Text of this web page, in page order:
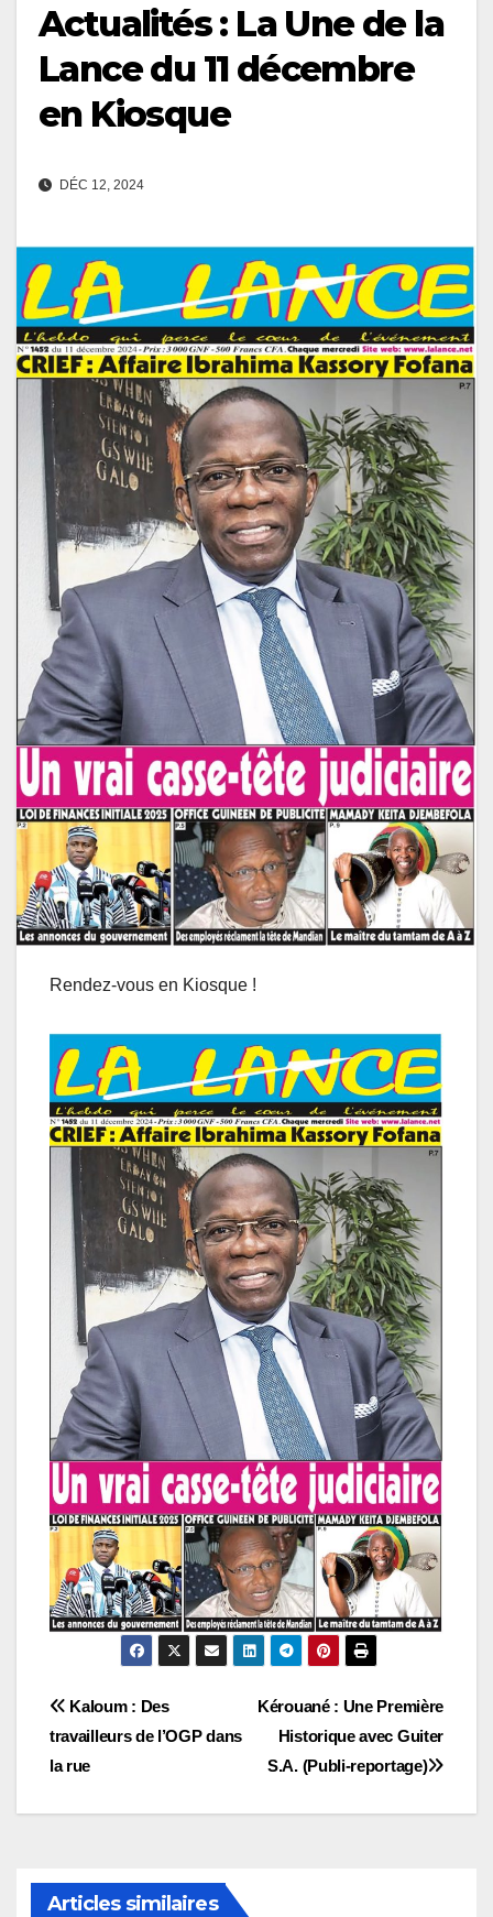
Actualités : La Une de la
Lance du 11 décembre
en Kiosque
DÉC 12, 2024
Rendez-vous en Kiosque !
Navigation
de
l’article
Kérouané : Une Première
Historique avec Guiter
S.A. (Publi-reportage)
Kaloum : Des
travailleurs de l’OGP dans
la rue
Articles similaires